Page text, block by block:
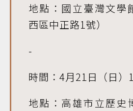
地點：國立臺灣文學
西區中正路1號）
-
時間：4月21日（日）
地點：高雄市立歷史